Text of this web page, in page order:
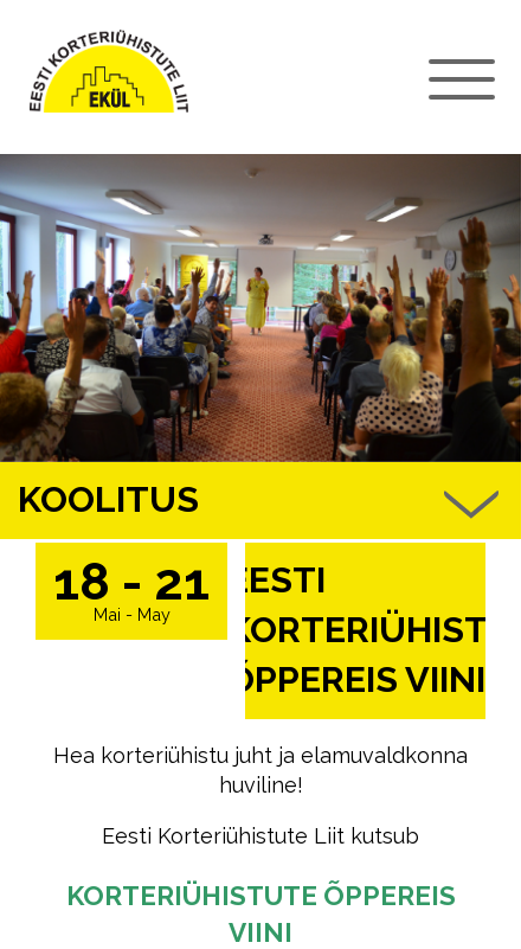
KOOLITUS
18 - 21
Mai - May
EESTI
ÕPPEREIS VIINI
Hea korteriühistu juht ja elamuvaldkonna
huviline!
Eesti Korteriühistute Liit kutsub
KORTERIÜHISTUTE ÕPPEREIS
VIINI